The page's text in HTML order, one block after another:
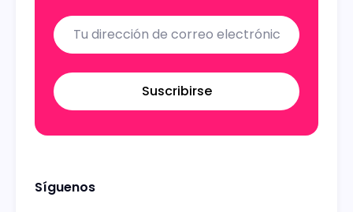
Suscribirse
Síguenos